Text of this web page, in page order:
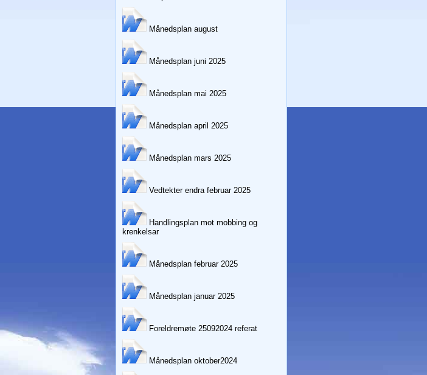
Månedsplan august
Månedsplan juni 2025
Månedsplan mai 2025
Månedsplan april 2025
Månedsplan mars 2025
Vedtekter endra februar 2025
Handlingsplan mot mobbing og
krenkelsar
Månedsplan februar 2025
Månedsplan januar 2025
Foreldremøte 25092024 referat
Månedsplan oktober2024